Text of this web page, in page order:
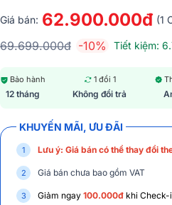
Giá bán: 62.900.000đ (1
69.699.000đ -10% Tiết kiệm:
Bảo hành
12 tháng
1 đổi 1
Không đổi trả
KHUYẾN MÃI, ƯU ĐÃI
Lưu ý: Giá bán có thể thay đổi
Giá bán chưa bao gồm VAT
Giảm ngay 100.000đ khi Check-